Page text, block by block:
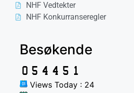
NHF Vedtekter
NHF Konkurranseregler
Besøkende
Views Today : 24